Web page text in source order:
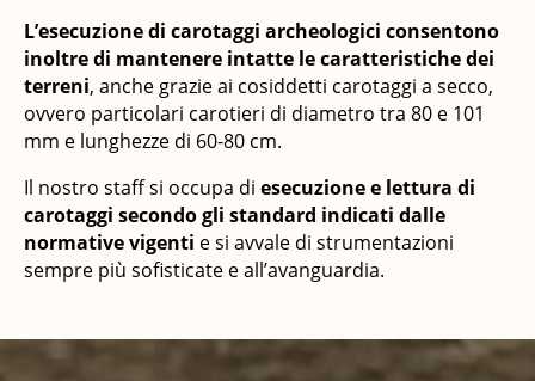
L’esecuzione di carotaggi archeologici consentono
inoltre di mantenere intatte le caratteristiche dei
terreni, anche grazie ai cosiddetti carotaggi a secco,
ovvero particolari carotieri di diametro tra 80 e 101
mm e lunghezze di 60-80 cm.
Il nostro staff si occupa di esecuzione e lettura di
carotaggi secondo gli standard indicati dalle
normative vigenti e si avvale di strumentazioni
sempre più sofisticate e all’avanguardia.